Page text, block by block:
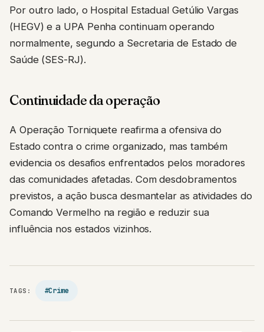
Por outro lado, o Hospital Estadual Getúlio Vargas
(HEGV) e a UPA Penha continuam operando
normalmente, segundo a Secretaria de Estado de
Saúde (SES-RJ).
Continuidade da operação
A Operação Torniquete reafirma a ofensiva do
Estado contra o crime organizado, mas também
evidencia os desafios enfrentados pelos moradores
das comunidades afetadas. Com desdobramentos
previstos, a ação busca desmantelar as atividades do
Comando Vermelho na região e reduzir sua
influência nos estados vizinhos.
TAGS: #Crime